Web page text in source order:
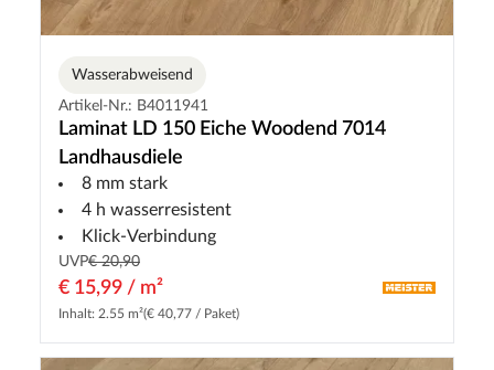
Wasserabweisend
Artikel-Nr.: B4011941
Laminat LD 150 Eiche Woodend 7014
Landhausdiele
8 mm stark
4 h wasserresistent
Klick-Verbindung
UVP€ 20,90
€ 15,99 / m²
Inhalt: 2.55 m²(€ 40,77 / Paket)